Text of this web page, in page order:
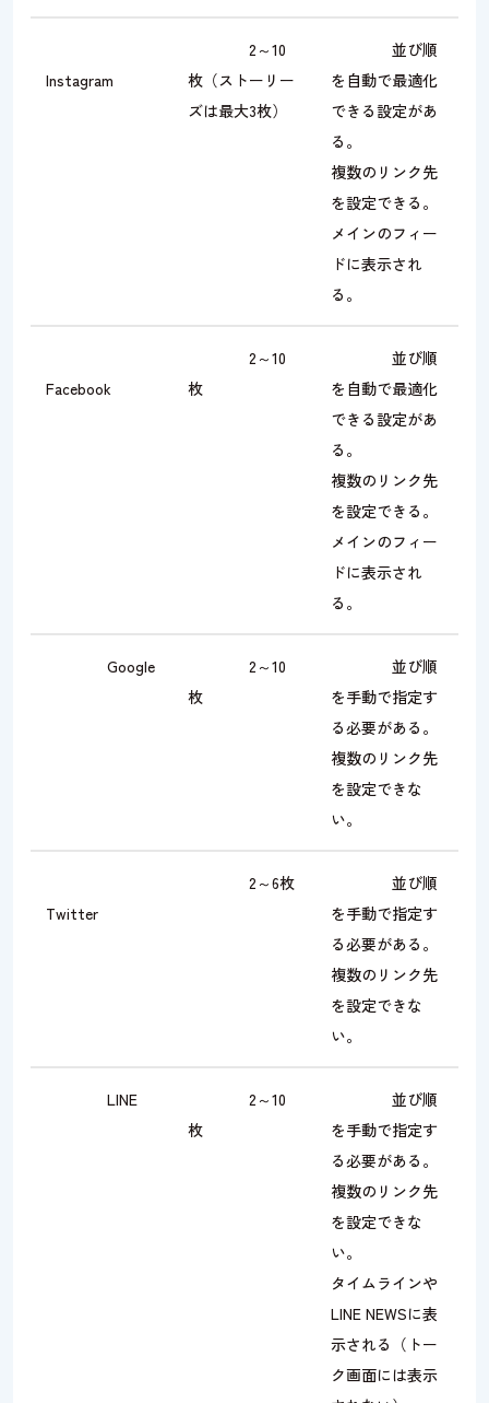
Instagram
2～10
枚（ストーリー
ズは最大3枚）
並び順
を自動で最適化
できる設定があ
る。
複数のリンク先
を設定できる。
メインのフィー
ドに表示され
る。
Facebook
2～10
枚
並び順
を自動で最適化
できる設定があ
る。
複数のリンク先
を設定できる。
メインのフィー
ドに表示され
る。
Google
2～10
枚
並び順
を手動で指定す
る必要がある。
複数のリンク先
を設定できな
い。
Twitter
2～6枚
並び順
を手動で指定す
る必要がある。
複数のリンク先
を設定できな
い。
LINE
2～10
枚
並び順
を手動で指定す
る必要がある。
複数のリンク先
を設定できな
い。
タイムラインや
LINE NEWSに表
示される（トー
ク画面には表示